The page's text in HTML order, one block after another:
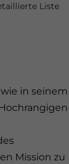
Liste
in seinem
Mission zu